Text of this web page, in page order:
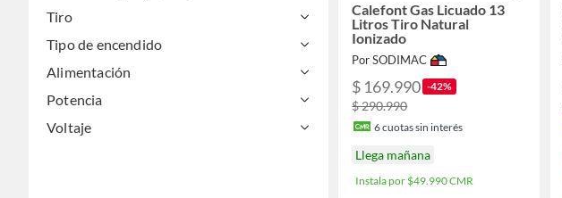
Tiro
Tipo de encendido
Alimentación
Potencia
Voltaje
Calefont Gas Licuado 13
Litros Tiro Natural
Ionizado
Por SODIMAC
$ 169.990 -42%
$ 290.990
6cuotas sin interés
Llega mañana
Instala por $49.990 CMR